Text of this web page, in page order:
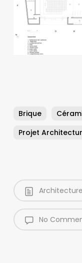
Brique
Projet
Architecture
No